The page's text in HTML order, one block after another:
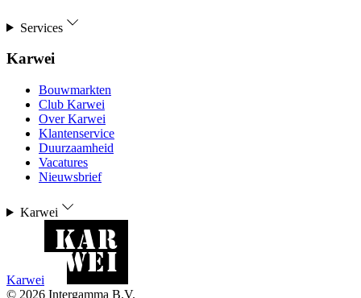
Services
Karwei
Bouwmarkten
Club Karwei
Over Karwei
Klantenservice
Duurzaamheid
Vacatures
Nieuwsbrief
Karwei
Karwei
© 2026 Intergamma B.V.